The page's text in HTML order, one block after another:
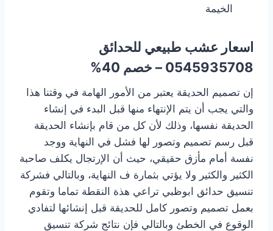
الخيمة
اسعار عشب طبيعي للحدائق
0545935708 – خصم 40%
إن تصميم الحديقة يعتبر من الأمور الهامة في وقتنا هذا
والتي يجب أن يتم الإنتهاء منها قبل البدء في إنشاء
الحديقة نفسها، وذلك لأن كل من قام بإنشاء الحديقة
قبل رسم تصميم وتصور لها فشل في النهاية ووجد
نفسة أمام مأزق حقيقي، حيث أن الإرتجال يكلف صاحبة
الكثير والكثير ولا يؤتي بثمارة ف النهاية، وبالتالي فشركة
تنسيق حدائق ابوظبي تراعي هذة النقطة تماما وتقوم
بعمل تصميم وتصور كامل للحديقة قبل إنشائها لتفادي
الوقوع في الخطئ وبالتالي فإن نتائج شركة تنسيق